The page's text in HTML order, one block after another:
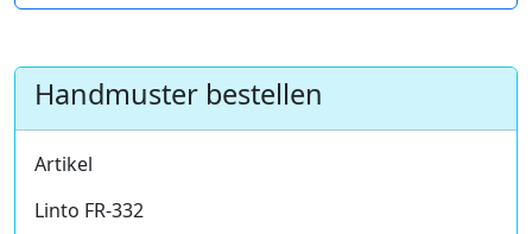
Handmuster bestellen
Artikel
Linto FR-332